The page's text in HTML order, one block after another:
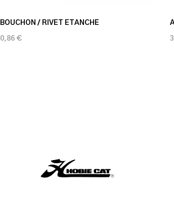
BOUCHON / RIVET ETANCHE
0,86 €